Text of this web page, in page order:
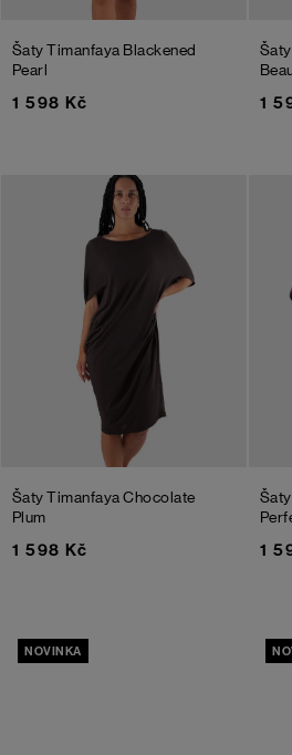
Šaty Timanfaya Blackened
Pearl
1 598 Kč 1
Šaty TimanfayaChocolate
Plum
1 598 Kč 1
NOVINKA